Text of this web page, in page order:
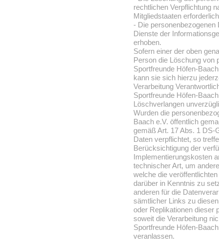
rechtlichen Verpflichtung
Mitgliedstaaten
- Die personenbezogenen
Dienste der
erhoben.
Sofern einer der oben
Person die Löschung von
Sportfreunde Höfen-
kann sie sich hierzu
Verarbeitung
Sportfreunde Höfen-
Löschverlangen
Wurden die
Baach e.V. öffentlich
gemäß Art. 17 Abs. 1 DS-
Daten verpflichtet, so
Berücksichtigung der
Implementierungskosten
technischer Art, um
welche die
darüber in Kenntnis zu
anderen für die
sämtlicher Links zu
oder Replikationen dieser
soweit die Verarbeitung
Sportfreunde Höfen-
veranlassen.